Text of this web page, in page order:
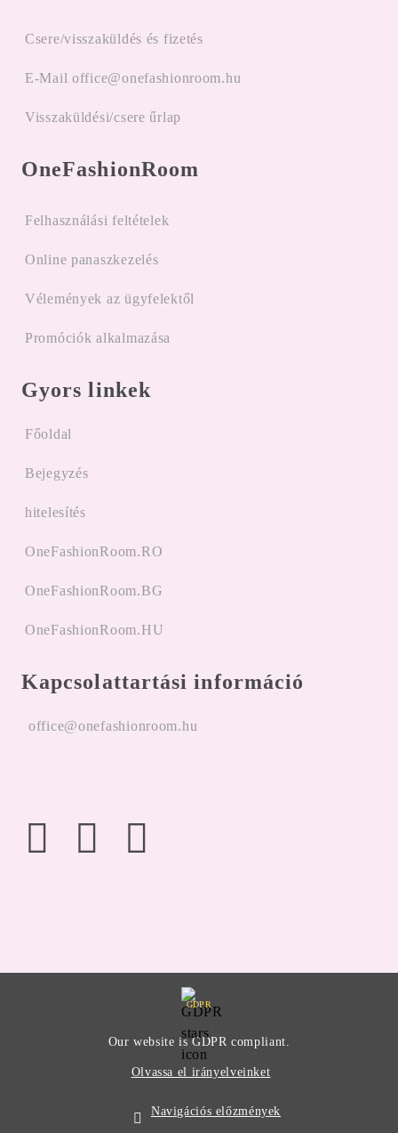
Csere/visszaküldés és fizetés
E-Mail office@onefashionroom.hu
Visszaküldési/csere űrlap
OneFashionRoom
Felhasználási feltételek
Online panaszkezelés
Vélemények az ügyfelektől
Promóciók alkalmazása
Gyors linkek
Főoldal
Bejegyzés
hitelesítés
OneFashionRoom.RO
OneFashionRoom.BG
OneFashionRoom.HU
Kapcsolattartási információ
office@onefashionroom.hu
GDPR
Our website is GDPR compliant.
Olvassa el irányelveinket
Navigációs előzmények